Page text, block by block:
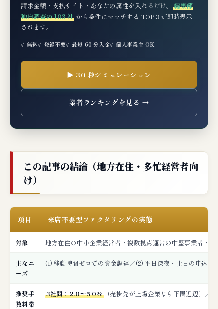
第5位：PROTOCOL Deal Secondary──大
口・継続利用の来店不要型プレミアム
【ケーススタディ】5つの典型事業者で見る
来店不要型の活用
ケーススタディ①：地方建設業（地方ゼネコン
下請）の来店不要型活用
ケーススタディ②：オンラインIT/SaaS事業者
月次資金化）
ケーススタディ④：地方在住フリーランスエン
ケーススタディ⑤：小売（雑貨/ライフスタイ
ル）の春夏物切替時運転資金
💬 利用者の良い口コミ・悪い口コミ（来店
不要型ユーザーの傾向）
👍 良い口コミ・評価の傾向
請求金額・支払サイト・あなたの属性を入れるだけ。 編集部
独自調査の 103 社 から条件にマッチする TOP 3 が即時表示
されます。
✓ 無料✓ 登録不要✓ 最短 60 分入金✓ 個人事業主 OK
▶ 30 秒シミュレーション
業者ランキングを見る →
この記事の結論（地方在住・多忙経営者向
け）
項目 来店不要型ファクタリングの実態
対象 地方在住の中小企業経営者・複数拠点運営の中堅事業者・
主なニ
ーズ
(1) 移動時間ゼロでの資金調達／(2) 平日深夜・土日の申込
推奨手
数料帯
3社間：2.0〜5.0% （売掛先が上場企業なら下限近辺）／